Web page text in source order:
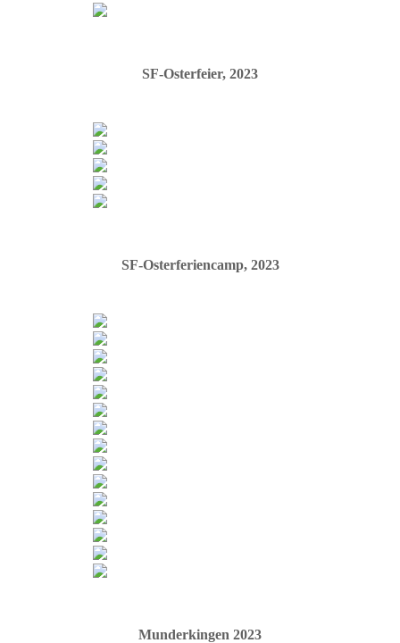
SF-Osterfeier, 2023
SF-Osterferiencamp, 2023
Munderkingen 2023